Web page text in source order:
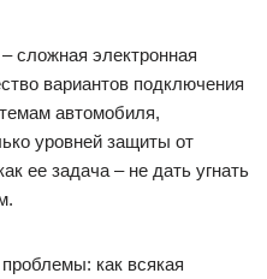
сложная электронная
вариантов подключения
автомобиля,
уровней защиты от
ее задача – не дать угнать
как всякая